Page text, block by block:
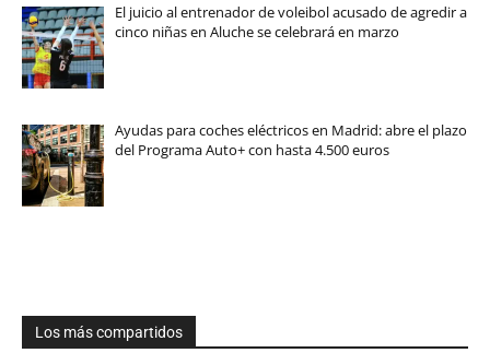
El juicio al entrenador de voleibol acusado de agredir a
cinco niñas en Aluche se celebrará en marzo
Ayudas para coches eléctricos en Madrid: abre el plazo
del Programa Auto+ con hasta 4.500 euros
Los más compartidos